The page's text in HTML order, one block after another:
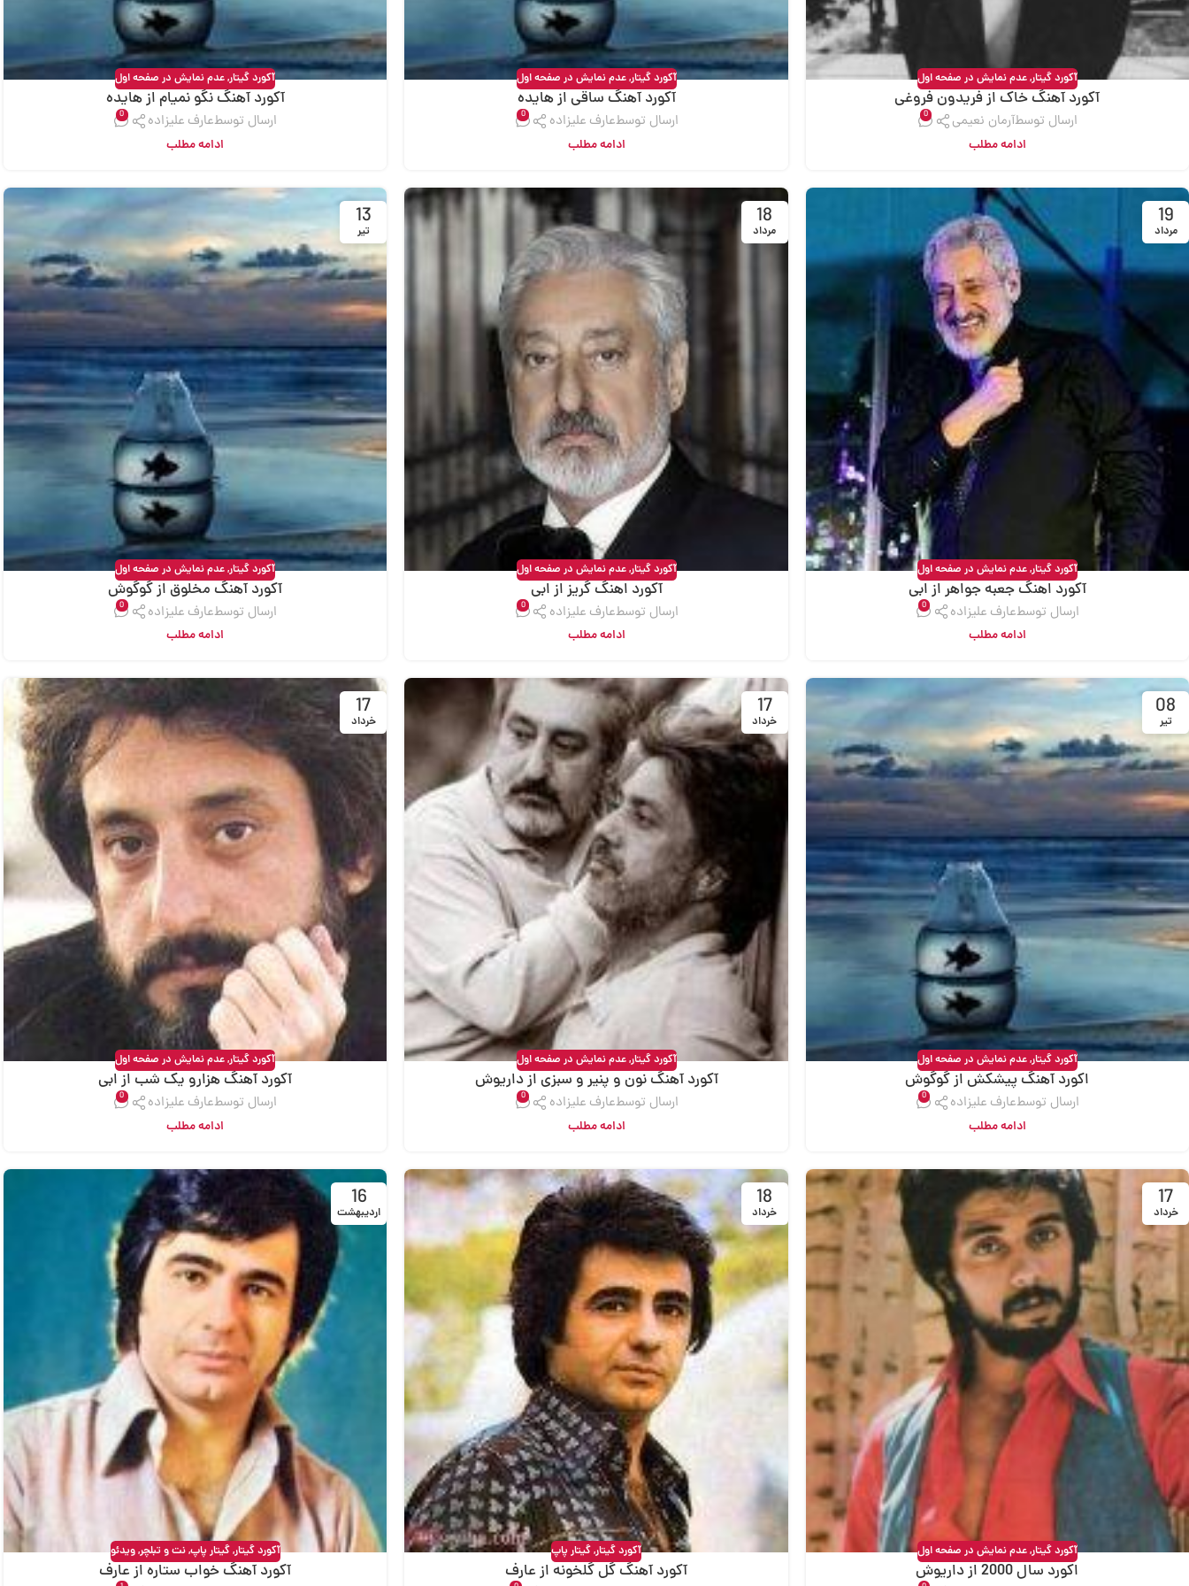
آکورد گیتار,عدم نمایش در صفحه اول
آکورد آهنگ خاک از فریدون فروغی
ارسال توسطآرمان نعیمی 0
ادامه مطلب
آکورد گیتار,عدم نمایش در صفحه اول
آکورد آهنگ ساقی از هایده
ارسال توسطعارف علیزاده 0
ادامه مطلب
آکورد گیتار,عدم نمایش در صفحه اول
آکورد آهنگ نگو نمیام از هایده
ارسال توسطعارف علیزاده 0
ادامه مطلب
19
مرداد
آکورد گیتار,عدم نمایش در صفحه اول
آکورد اهنگ جعبه جواهر از ابی
ارسال توسطعارف علیزاده 0
ادامه مطلب
18
مرداد
آکورد گیتار,عدم نمایش در صفحه اول
آکورد اهنگ گریز از ابی
ارسال توسطعارف علیزاده 0
ادامه مطلب
13
تیر
آکورد گیتار,عدم نمایش در صفحه اول
آکورد آهنگ مخلوق از گوگوش
ارسال توسطعارف علیزاده 0
ادامه مطلب
08
تیر
آکورد گیتار,عدم نمایش در صفحه اول
اکورد آهنگ پیشکش از گوگوش
ارسال توسطعارف علیزاده 0
ادامه مطلب
17
خرداد
آکورد گیتار,عدم نمایش در صفحه اول
آکورد آهنگ نون و پنیر و سبزی از داریوش
ارسال توسطعارف علیزاده 0
ادامه مطلب
17
خرداد
آکورد گیتار,عدم نمایش در صفحه اول
آکورد آهنگ هزارو یک شب از ابی
ارسال توسطعارف علیزاده 0
ادامه مطلب
17
خرداد
آکورد گیتار,عدم نمایش در صفحه اول
اکورد سال 2000 از داریوش
18
خرداد
آکورد گیتار,گیتار پاپ
آکورد آهنگ گل گلخونه از عارف
16
اردیبهشت
آکورد گیتار,گیتار پاپ,نت و تبلچر,ویدئو
آکورد آهنگ خواب ستاره از عارف